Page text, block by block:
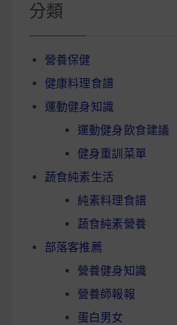
分類
營養保健
健康料理食譜
運動健身知識
運動健身飲食建議
健身重訓菜單
蔬食純素生活
純素料理食譜
蔬食純素營養
部落客推薦
營養健身知識
營養師報報
蛋白男女